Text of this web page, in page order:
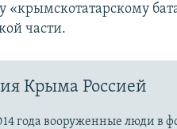
«крымскотатарскому
части.
Крыма Россией
года вооруженные люди в